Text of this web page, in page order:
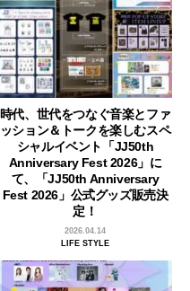
時代、世代をつなぐ音楽とファ
ッション＆トークを楽しむスペ
シャルイベント「JJ50th
Anniversary Fest 2026」に
て、「JJ50th Anniversary
Fest 2026」公式グッズ販売決
定！
2026.04.14
LIFE STYLE